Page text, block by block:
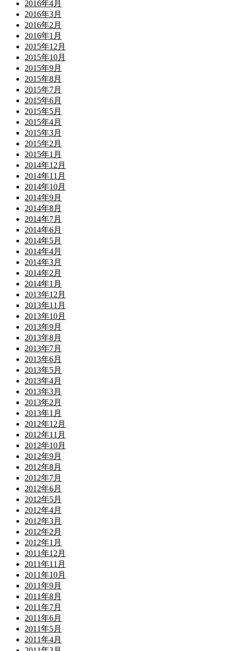
2016年4月
2016年3月
2016年2月
2016年1月
2015年12月
2015年10月
2015年9月
2015年8月
2015年7月
2015年6月
2015年5月
2015年4月
2015年3月
2015年2月
2015年1月
2014年12月
2014年11月
2014年10月
2014年9月
2014年8月
2014年7月
2014年6月
2014年5月
2014年4月
2014年3月
2014年2月
2014年1月
2013年12月
2013年11月
2013年10月
2013年9月
2013年8月
2013年7月
2013年6月
2013年5月
2013年4月
2013年3月
2013年2月
2013年1月
2012年12月
2012年11月
2012年10月
2012年9月
2012年8月
2012年7月
2012年6月
2012年5月
2012年4月
2012年3月
2012年2月
2012年1月
2011年12月
2011年11月
2011年10月
2011年9月
2011年8月
2011年7月
2011年6月
2011年5月
2011年4月